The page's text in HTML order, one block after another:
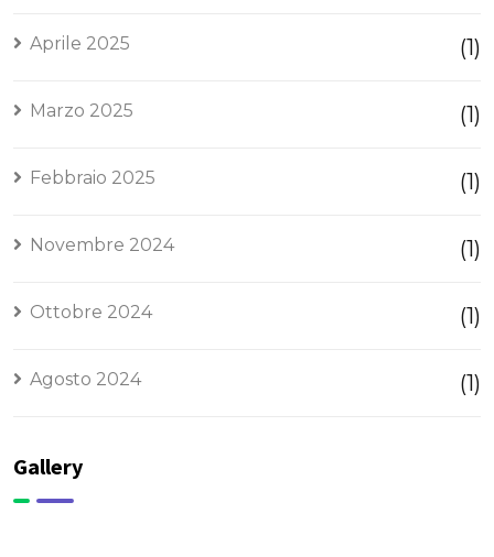
Aprile 2025 (1)
Marzo 2025 (1)
Febbraio 2025 (1)
Novembre 2024 (1)
Ottobre 2024 (1)
Agosto 2024 (1)
Gallery